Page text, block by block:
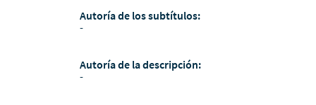
Autoría de los subtítulos:
-
Autoría de la descripción:
-